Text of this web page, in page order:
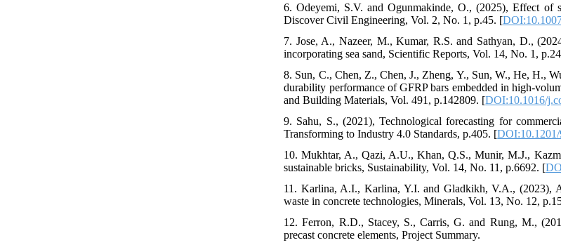
6. Odeyemi, S.V. and Ogunmakinde, O., (2025), Effect of
Discover Civil Engineering, Vol. 2, No. 1, p.45. [
7. Jose, A., Nazeer, M., Kumar, R.S. and Sathyan, D.,
incorporating sea sand, Scientific Reports, Vol. 14, No. 1,
8. Sun, C., Chen, Z., Chen, J., Zheng, Y., Sun, W., He, H.,
durability performance of GFRP bars embedded in high-
and Building Materials, Vol. 491, p.142809. [DOI:10.1016/
9. Sahu, S., (2021), Technological forecasting for
Transforming to Industry 4.0 Standards, p.405. [
10. Mukhtar, A., Qazi, A.U., Khan, Q.S., Munir, M.J.,
sustainable bricks, Sustainability, Vol. 14, No. 11, p.6692. [
11. Karlina, A.I., Karlina, Y.I. and Gladkikh, V.A., (2023),
waste in concrete technologies, Minerals, Vol. 13, No. 12,
12. Ferron, R.D., Stacey, S., Carris, G. and Rung, M.,
precast concrete elements, Project Summary.